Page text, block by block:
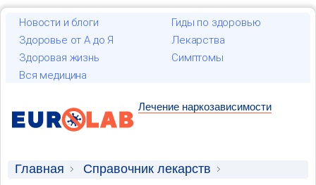
Новости и блоги
Гиды по здоровью
Здоровье от А до Я
Лекарства
Здоровая жизнь
Симптомы
Вся медицина
Лечение наркозависимости
Главная
Справочник лекарств